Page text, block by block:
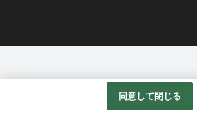
同意して閉じる